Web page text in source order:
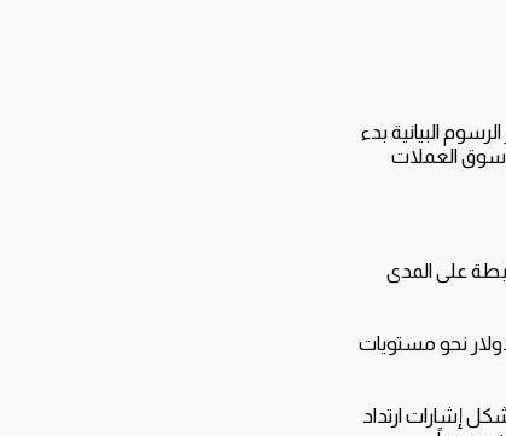
البيانية بدء
سوق العملات
على المدى
نحو مستويات
تشكل إشارات ارتداد